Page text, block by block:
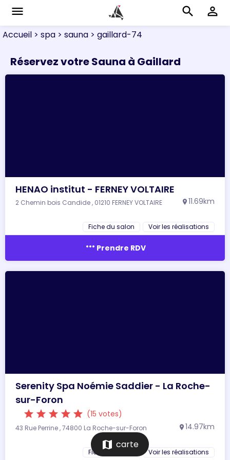
menu search perm_identity
Accueil > spa > sauna > gaillard-74
Réservez votre Sauna à Gaillard
HENAO institut - FERNEY VOLTAIRE
2 Chemin bois Candide , 01210 FERNEY VOLTAIRE location_on 11.69km
Fiche du salon Voir les réalisations
more_horiz Prendre RDV
Serenity Spa Noémie Saddier - La Roche-
sur-Foron
star star star star star (15 votes)
43 Rue Perrine , 74800 La Roche-sur-Foron location_on 14.97km
Fiche du salon Voir les réalisations
map carte